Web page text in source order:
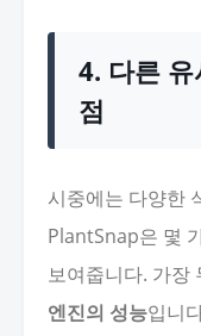
4. 다른
점
시중에는 다양한
PlantSnap은 몇
보여줍니다. 가장
엔진의 성능입니